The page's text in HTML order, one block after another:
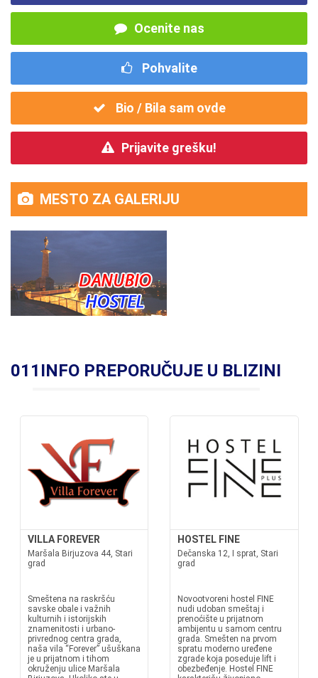
Ocenite nas
Pohvalite
Bio / Bila sam ovde
Prijavite grešku!
MESTO ZA GALERIJU
011INFO PREPORUČUJE U BLIZINI
VILLA FOREVER
Maršala Birjuzova 44, Stari
grad
Smeštena na raskršću
savske obale i važnih
kulturnih i istorijskih
znamenitosti i urbano-
privrednog centra grada,
naša vila “Forever” ušuškana
je u prijatnom i tihom
okruženju ulice Maršala
HOSTEL FINE
Dečanska 12, I sprat, Stari
grad
Novootvoreni hostel FINE
nudi udoban smeštaj i
prenoćište u prijatnom
ambijentu u samom centru
grada. Smešten na prvom
spratu moderno uređene
zgrade koja poseduje lift i
obezbeđenje. Hostel FINE